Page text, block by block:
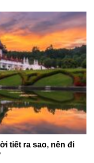
tiết ra sao, nên đi